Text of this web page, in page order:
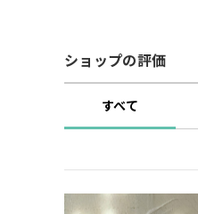
ショップの評価
すべて